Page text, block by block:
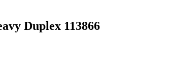
Duplex 113866